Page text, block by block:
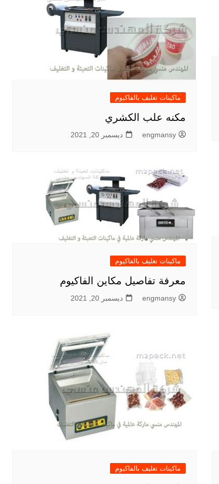
ماكينات تغليف بالفاكيوم
مكنه علب الكشري
engmansy ديسمبر 20, 2021
ماكينات تغليف بالفاكيوم
معرفة تفاصيل مكاين الفاكيوم
engmansy ديسمبر 20, 2021
ماكينات تغليف بالفاكيوم